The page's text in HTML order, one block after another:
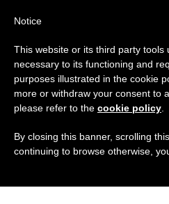
Notice
This website or its third party tools
necessary to its functioning and
purposes illustrated in the cookie
more or withdraw your consent to
please refer to the cookie policy
By closing this banner, scrolling
continuing to browse otherwise,